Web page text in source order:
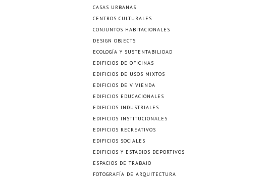
CASAS URBANAS
CENTROS CULTURALES
CONJUNTOS HABITACIONALES
DESIGN OBJECTS
ECOLOGÍA Y SUSTENTABILIDAD
EDIFICIOS DE OFICINAS
EDIFICIOS DE USOS MIXTOS
EDIFICIOS DE VIVIENDA
EDIFICIOS EDUCACIONALES
EDIFICIOS INDUSTRIALES
EDIFICIOS INSTITUCIONALES
EDIFICIOS RECREATIVOS
EDIFICIOS SOCIALES
EDIFICIOS Y ESTADIOS DEPORTIVOS
ESPACIOS DE TRABAJO
FOTOGRAFÍA DE ARQUITECTURA